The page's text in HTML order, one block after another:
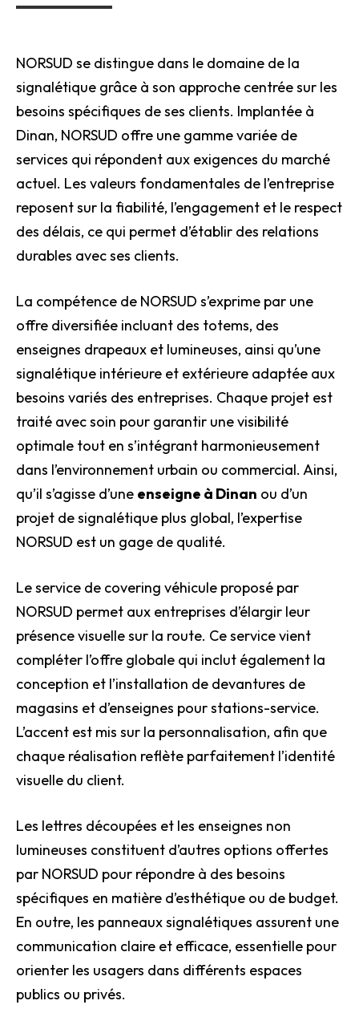
NORSUD se distingue dans le domaine de la
signalétique grâce à son approche centrée sur les
besoins spécifiques de ses clients. Implantée à
Dinan, NORSUD offre une gamme variée de
services qui répondent aux exigences du marché
actuel. Les valeurs fondamentales de l’entreprise
reposent sur la fiabilité, l’engagement et le respect
des délais, ce qui permet d’établir des relations
durables avec ses clients.
La compétence de NORSUD s’exprime par une
offre diversifiée incluant des totems, des
enseignes drapeaux et lumineuses, ainsi qu’une
signalétique intérieure et extérieure adaptée aux
besoins variés des entreprises. Chaque projet est
traité avec soin pour garantir une visibilité
optimale tout en s’intégrant harmonieusement
dans l’environnement urbain ou commercial. Ainsi,
qu’il s’agisse d’une enseigne à Dinan ou d’un
projet de signalétique plus global, l’expertise
NORSUD est un gage de qualité.
Le service de covering véhicule proposé par
NORSUD permet aux entreprises d’élargir leur
présence visuelle sur la route. Ce service vient
compléter l’offre globale qui inclut également la
conception et l’installation de devantures de
magasins et d’enseignes pour stations-service.
L’accent est mis sur la personnalisation, afin que
chaque réalisation reflète parfaitement l’identité
visuelle du client.
Les lettres découpées et les enseignes non
lumineuses constituent d’autres options offertes
par NORSUD pour répondre à des besoins
spécifiques en matière d’esthétique ou de budget.
En outre, les panneaux signalétiques assurent une
communication claire et efficace, essentielle pour
orienter les usagers dans différents espaces
publics ou privés.